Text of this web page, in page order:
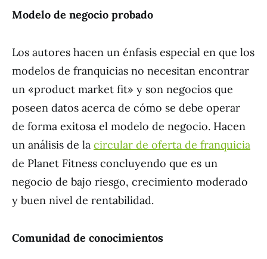
Modelo de negocio probado
Los autores hacen un énfasis especial en que los
modelos de franquicias no necesitan encontrar
un «product market fit» y son negocios que
poseen datos acerca de cómo se debe operar
de forma exitosa el modelo de negocio. Hacen
un análisis de la circular de oferta de franquicia
de Planet Fitness concluyendo que es un
negocio de bajo riesgo, crecimiento moderado
y buen nivel de rentabilidad.
Comunidad de conocimientos